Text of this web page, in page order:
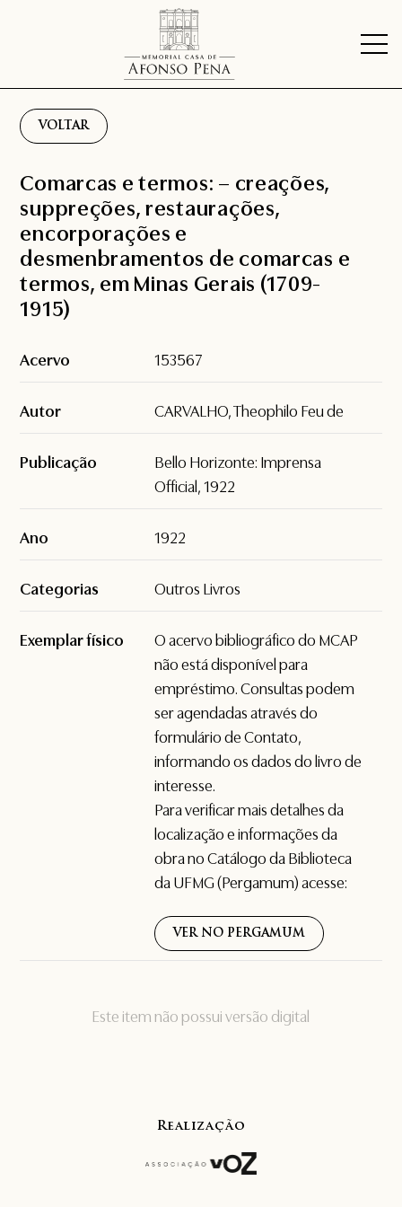
VOLTAR
Este item não possui versão digital
Comarcas e termos: – creações,
suppreções, restaurações,
encorporações e
desmenbramentos de comarcas e
termos, em Minas Gerais (1709-
1915)
Acervo 153567
Autor CARVALHO, Theophilo Feu de
Publicação
Bello Horizonte: Imprensa
Official, 1922
Ano 1922
Categorias Outros Livros
Exemplar físico
O acervo bibliográfico do MCAP
não está disponível para
empréstimo. Consultas podem
ser agendadas através do
formulário deContato,
informando os dados do livro de
interesse.
Para verificar mais detalhes da
localização e informações da
obra no Catálogo da Biblioteca
da UFMG (Pergamum) acesse:
VER NO PERGAMUM
Realização